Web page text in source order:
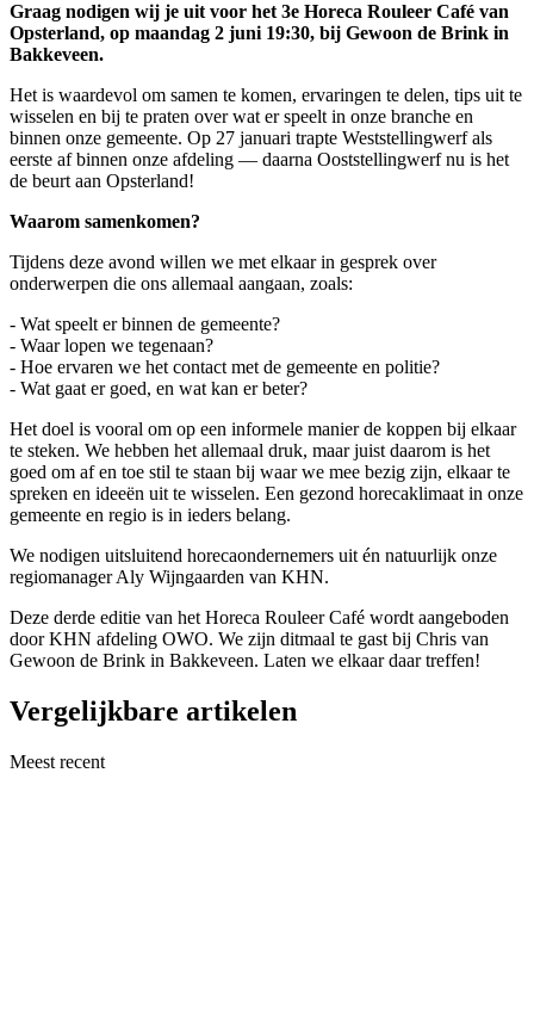
Graag nodigen wij je uit voor het 3e Horeca Rouleer Café van
Opsterland, op maandag 2 juni 19:30, bij Gewoon de Brink in
Bakkeveen.
Het is waardevol om samen te komen, ervaringen te delen, tips uit te
wisselen en bij te praten over wat er speelt in onze branche en
binnen onze gemeente. Op 27 januari trapte Weststellingwerf als
eerste af binnen onze afdeling — daarna Ooststellingwerf nu is het
de beurt aan Opsterland!
Waarom samenkomen?
Tijdens deze avond willen we met elkaar in gesprek over
onderwerpen die ons allemaal aangaan, zoals:
- Wat speelt er binnen de gemeente?
- Waar lopen we tegenaan?
- Hoe ervaren we het contact met de gemeente en politie?
- Wat gaat er goed, en wat kan er beter?
Het doel is vooral om op een informele manier de koppen bij elkaar
te steken. We hebben het allemaal druk, maar juist daarom is het
goed om af en toe stil te staan bij waar we mee bezig zijn, elkaar te
spreken en ideeën uit te wisselen. Een gezond horecaklimaat in onze
gemeente en regio is in ieders belang.
We nodigen uitsluitend horecaondernemers uit én natuurlijk onze
regiomanager Aly Wijngaarden van KHN.
Deze derde editie van het Horeca Rouleer Café wordt aangeboden
door KHN afdeling OWO. We zijn ditmaal te gast bij Chris van
Gewoon de Brink in Bakkeveen. Laten we elkaar daar treffen!
Vergelijkbare artikelen
Meest recent